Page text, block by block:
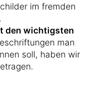
im fremden
den wichtigsten
man
soll, haben wir